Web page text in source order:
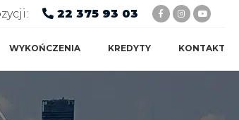
22 375 93 03
WYKOŃCZENIA KREDYTY KONTAKT